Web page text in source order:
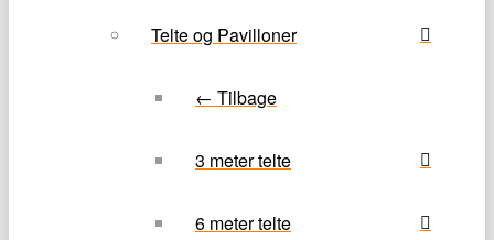
Telte og Pavilloner
← Tilbage
3 meter telte
6 meter telte